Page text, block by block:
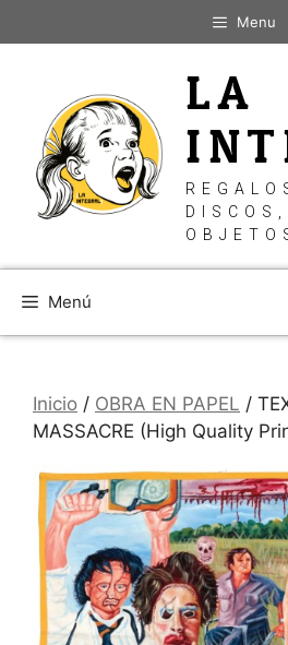
al
Menu
LA
Menú
Inicio / OBRA EN PAPEL /
MASSACRE (High Quality